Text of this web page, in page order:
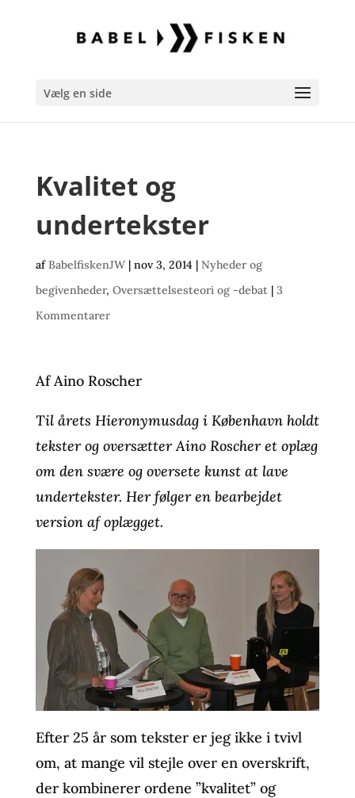
Vælg en side
Kvalitet og
undertekster
afBabelfiskenJW| nov 3, 2014 | Nyheder og
begivenheder, Oversættelsesteori og -debat| 3
Kommentarer
Af Aino Roscher
Til årets Hieronymusdag i København holdt
tekster og oversætter Aino Roscher et oplæg
om den svære og oversete kunst at lave
undertekster. Her følger en bearbejdet
version af oplægget.
Efter 25 år som tekster er jeg ikke i tvivl
om, at mange vil stejle over en overskrift,
der kombinerer ordene ”kvalitet” og